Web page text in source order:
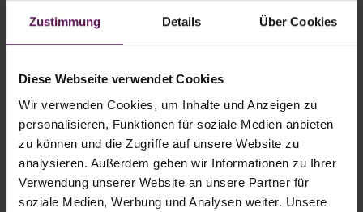
Zustimmung Details Über Cookies
Diese Webseite verwendet Cookies
Wir verwenden Cookies, um Inhalte und Anzeigen zu
personalisieren, Funktionen für soziale Medien anbieten
zu können und die Zugriffe auf unsere Website zu
analysieren. Außerdem geben wir Informationen zu Ihrer
Verwendung unserer Website an unsere Partner für
soziale Medien, Werbung und Analysen weiter. Unsere
alljährlich auf Kundenseite Kosten in
Millionenhöhe zu sparen
mit Slip-Sheet sowie ohne Palette
2in1 Kombimaschine: Palettierung plus
Ladungssicherung
Retrofit-Maßnahmen